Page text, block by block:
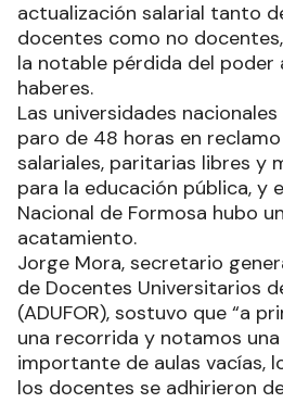
actualización salarial tanto
docentes como no
la notable pérdida del poder
haberes.
Las universidades
paro de 48 horas en
salariales, paritarias libres y
para la educación pública, y
Nacional de Formosa hubo
acatamiento.
Jorge Mora, secretario
de Docentes Universitarios
(ADUFOR), sostuvo que “a
una recorrida y notamos
importante de aulas vacías,
los docentes se adhirieron